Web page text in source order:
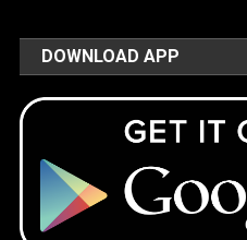
DOWNLOAD APP